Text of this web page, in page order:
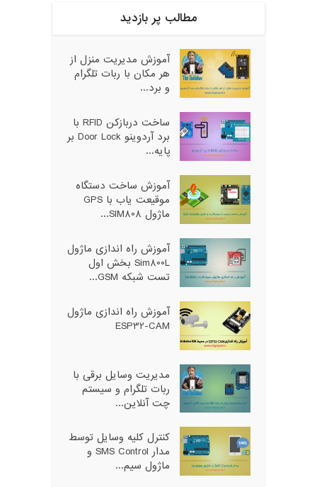
مطالب پر بازدید
آموزش مدیریت منزل از
هر مکان با ربات تلگرام
و برد...
ساخت دربازکن RFID با
برد آردوینو Door Lock بر
پایه...
آموزش ساخت دستگاه
موقیعت یاب با GPS
ماژول SIM808...
آموزش راه اندازی ماژول
Sim800L بخش اول
تست شبکه GSM...
آموزش راه اندازی ماژول
ESP32-CAM
مدیریت وسایل برقی با
ربات تلگرام و سیستم
چت آنلاین...
کنترل کلیه وسایل توسط
مدار SMS Control و
ماژول سیم...